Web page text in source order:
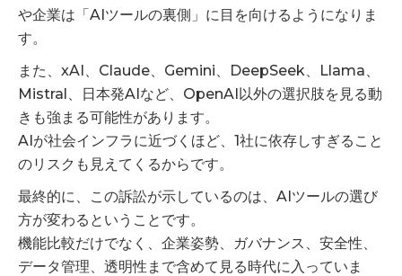
や企業は「AIツールの裏側」に目を向けるようになりま
す。
また、xAI、Claude、Gemini、DeepSeek、Llama、
Mistral、日本発AIなど、OpenAI以外の選択肢を見る動
きも強まる可能性があります。
AIが社会インフラに近づくほど、1社に依存しすぎること
のリスクも見えてくるからです。
最終的に、この訴訟が示しているのは、AIツールの選び
方が変わるということです。
機能比較だけでなく、企業姿勢、ガバナンス、安全性、
データ管理、透明性まで含めて見る時代に入っていま